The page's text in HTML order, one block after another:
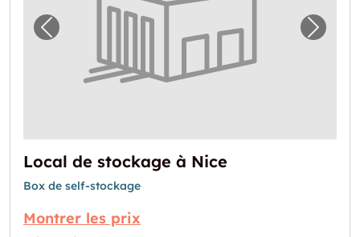
Image précédente pour "Local de stockage
Local de stockage à Nice
Box de self-stockage
Montrer les prix